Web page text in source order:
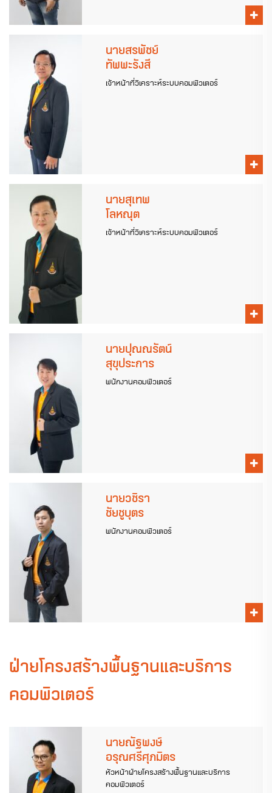
นายสรพัชย์
ทัพพะรังสี
เจ้าหน้าที่วิเคราะห์ระบบคอมพิวเตอร์
นายสุเทพ
โลหณุต
เจ้าหน้าที่วิเคราะห์ระบบคอมพิวเตอร์
นายปุณณรัตน์
สุขุประการ
พนักงานคอมพิวเตอร์
นายวชิรา
ชัยชูบุตร
พนักงานคอมพิวเตอร์
ฝ่ายโครงสร้างพื้นฐานและบริการ
คอมพิวเตอร์
นายณัฐพงษ์
อรุณศรีศุภมิตร
หัวหน้าฝ่ายโครงสร้างพื้นฐานและบริการ
คอมพิวเตอร์